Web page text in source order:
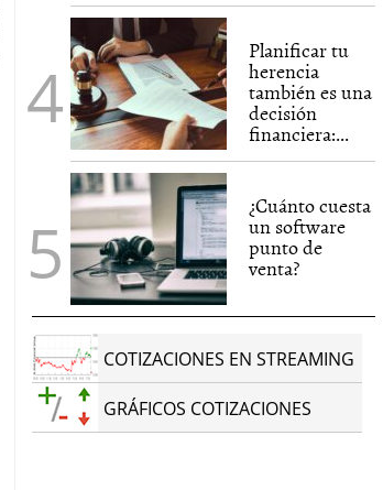
Planificar tu
herencia
también es una
decisión
financiera:...
¿Cuánto cuesta
un software
punto de
venta?
COTIZACIONES EN STREAMING
GRÁFICOS COTIZACIONES